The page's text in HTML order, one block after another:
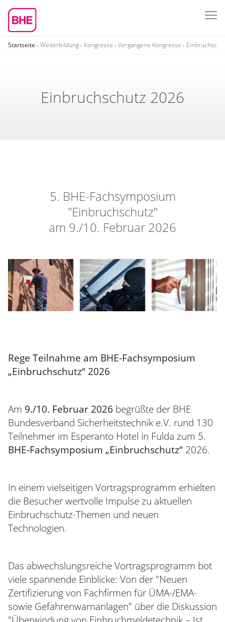
Startseite Weiterbildung Kongresse Vergangene Kongresse
Einbruch­schutz 2026
5. BHE-Fachsymposium
"Einbruchschutz"
am 9./10. Februar 2026
Rege Teilnahme am BHE-Fachsymposium
„Einbruchschutz“ 2026
Am 9./10. Februar 2026 begrüßte der BHE
Bundesverband Sicherheitstechnik e.V. rund 130
Teilnehmer im Esperanto Hotel in Fulda zum 5.
BHE-Fachsymposium „Einbruchschutz“ 2026.
In einem vielseitigen Vortragsprogramm erhielten
die Besucher wertvolle Impulse zu aktuellen
Einbruchschutz-Themen und neuen
Technologien.
Das abwechslungsreiche Vortragsprogramm bot
viele spannende Einblicke: Von der "Neuen
Zertifizierung von Fachfirmen für ÜMA-/EMA-
sowie Gefahrenwarnanlagen" über die Diskussion